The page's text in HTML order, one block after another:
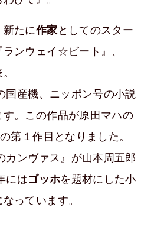
新たに作家としてのスター
ンウェイ☆ビート』、
国産機、ニッポン号の小説
。この作品が原田マハの
第１作目となりました。
カンヴァス』が山本周五郎
にはゴッホを題材にした小
っています。